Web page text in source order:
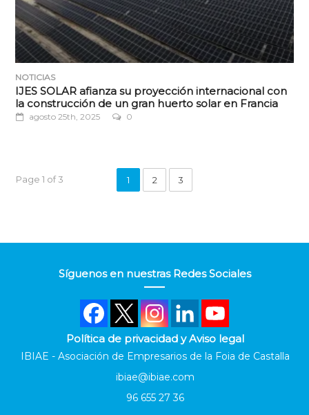
NOTICIAS
IJES SOLAR afianza su proyección internacional con
la construcción de un gran huerto solar en Francia
agosto 25th, 2025 0
Page 1 of 3 1 2 3
Síguenos en nuestras Redes Sociales
Política de privacidad y Aviso legal
IBIAE - Asociación de Empresarios de la Foia de Castalla
ibiae@ibiae.com
96 655 27 36